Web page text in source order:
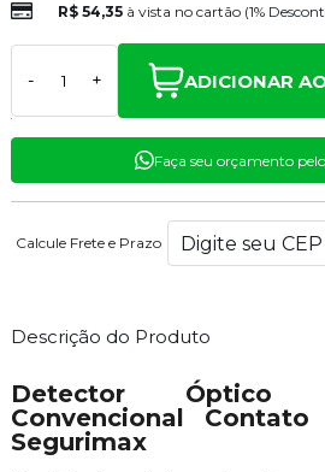
R$ 54,35 à vista no cartão (1%
- + ADICIONAR
Faça seu orçamento
Calcule Frete e Prazo
Descrição do Produto
Detector Óptico
Convencional
Segurimax